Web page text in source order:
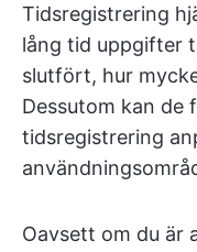
Tidsregistrering
lång tid uppgifter
slutfört, hur
Dessutom kan de
tidsregistrering
Oavsett om du är